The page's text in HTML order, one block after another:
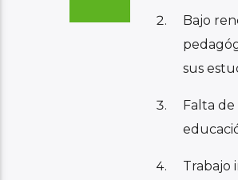
Bajo
sus
Falta
Trabajo